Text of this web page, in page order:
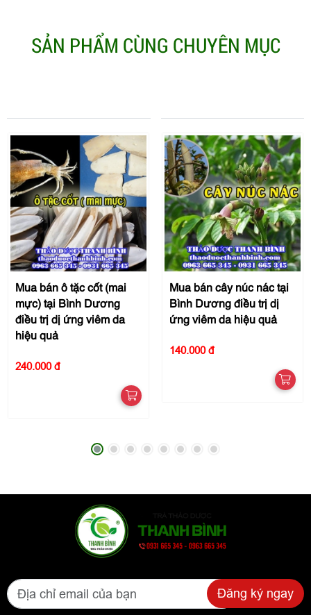
SẢN PHẨM CÙNG CHUYÊN MỤC
Mua bán ô tặc cốt (mai
mực) tại Bình Dương
điều trị dị ứng viêm da
hiệu quả
240.000 đ
Mua bán cây núc nác tại
Bình Dương điều trị dị
ứng viêm da hiệu quả
140.000 đ
Đăng ký ngay